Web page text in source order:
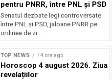
pentru PNRR, între PNL și PSD
Senatul dezbate legi controversate
între PNL și PSD, jaloane PNRR pe
ordinea de zi...
TOP NEWS 14 ore ago
Horoscop 4 august 2026. Ziua
revelațiilor